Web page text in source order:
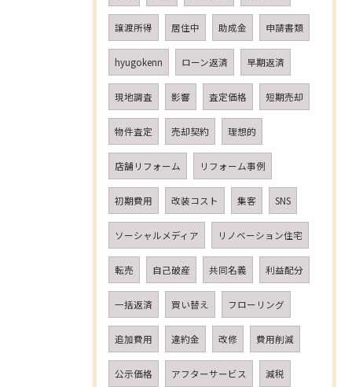
譲渡所得 居住中 助成金 申請書類
hyugokenn ローン返済 早期返済
現地調査 影響 査定価格 短期売却
物件査定 売却契約 理想的
店舗リフォーム リフォーム事例
初期費用 改装コスト 集客 SNS
ソーシャルメディア リノベーション住宅
転売 自己破産 共同名義 利益配分
一括返済 買い替え フローリング
追加費用 違約金 改修 費用削減
公示価格 アフターサービス 減税